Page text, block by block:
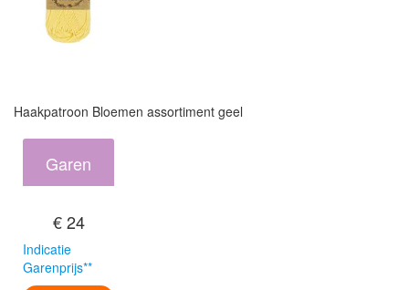
Haakpatroon Bloemen assortiment geel
Garen
€ 24
Indicatie
Garenprijs**